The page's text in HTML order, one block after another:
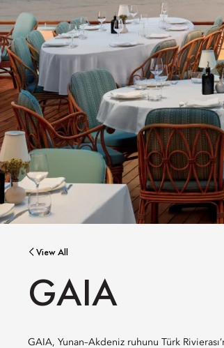
View All
GAIA
GAIA, Yunan–Akdeniz ruhunu Türk